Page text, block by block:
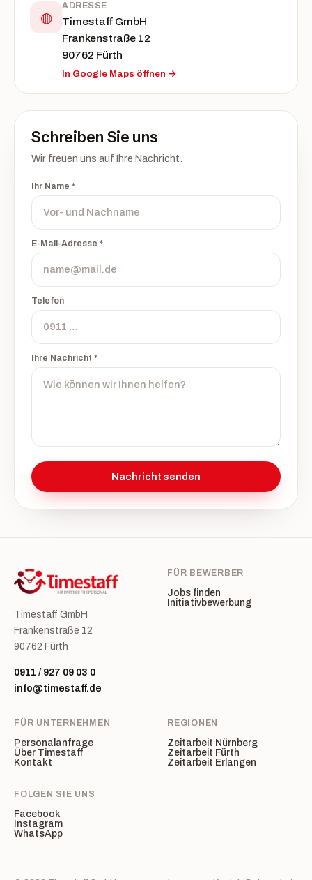
◍
ADRESSE
Timestaff GmbH
Frankenstraße 12
90762 Fürth
In Google Maps öffnen →
Schreiben Sie uns
Wir freuen uns auf Ihre Nachricht.
Ihr Name *
E-Mail-Adresse *
Telefon
Ihre Nachricht *
Nachricht senden
Timestaff GmbH
Frankenstraße 12
90762 Fürth
0911 / 927 09 03 0
info@timestaff.de
FÜR BEWERBER
Jobs finden
Initiativbewerbung
FÜR UNTERNEHMEN
Personalanfrage
Über Timestaff
Kontakt
REGIONEN
Zeitarbeit Nürnberg
Zeitarbeit Fürth
Zeitarbeit Erlangen
FOLGEN SIE UNS
Facebook
Instagram
WhatsApp